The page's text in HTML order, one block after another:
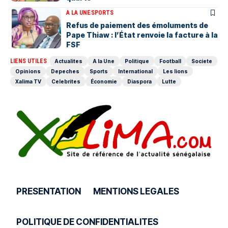
A LA UNESPORTS
Refus de paiement des émoluments de
Pape Thiaw : l’État renvoie la facture à la
FSF
LIENS UTILES Actualites A la Une Politique Football
Societe
Opinions
Depeches Sports International
Les lions
Xalima TV
Celebrites Économie Diaspora Lutte
PRESENTATION MENTIONS LEGALES
POLITIQUE DE CONFIDENTIALITES